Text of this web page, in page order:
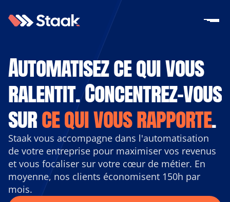
Automatisez ce qui vous
ralentit. Concentrez-vous
sur ce qui vous rapporte.
Staak vous accompagne dans l'automatisation
de votre entreprise pour maximiser vos revenus
et vous focaliser sur votre cœur de métier. En
moyenne, nos clients économisent 150h par
mois.